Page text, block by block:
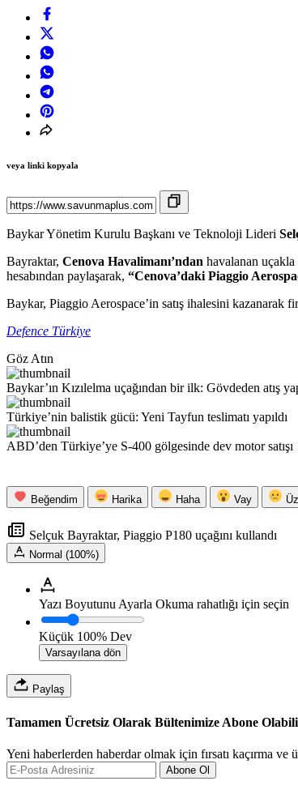
veya linki kopyala
Baykar Yönetim Kurulu Başkanı ve Teknoloji Lideri
Bayraktar, Cenova Havalimanı’ndan havalanan
hesabından paylaşarak, “Cenova’daki Piaggio
Baykar, Piaggio Aerospace’in satış ihalesini kazanarak
Defence Türkiye
Göz Atın
Baykar’ın Kızılelma uçağından bir ilk: Gövdeden atış
Türkiye’nin balistik gücü: Yeni Tayfun teslimatı yapıldı
ABD’den Türkiye’ye S-400 gölgesinde dev motor satışı
Beğendim Harika Haha Vay
Selçuk Bayraktar, Piaggio P180 uçağını kullandı
Normal (100%)
Yazı Boyutunu Ayarla Okuma rahatlığı için seçin
Küçük 100% Dev
Varsayılana dön
Paylaş
Tamamen Ücretsiz Olarak Bültenimize Abone
Yeni haberlerden haberdar olmak için fırsatı kaçırma ve
Abone Ol